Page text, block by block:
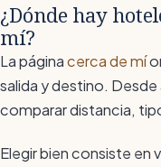
¿Dónde hay
mí?
La páginacerca de mí
salida y destino. Desde
comparar distancia,
Elegir bien consiste en